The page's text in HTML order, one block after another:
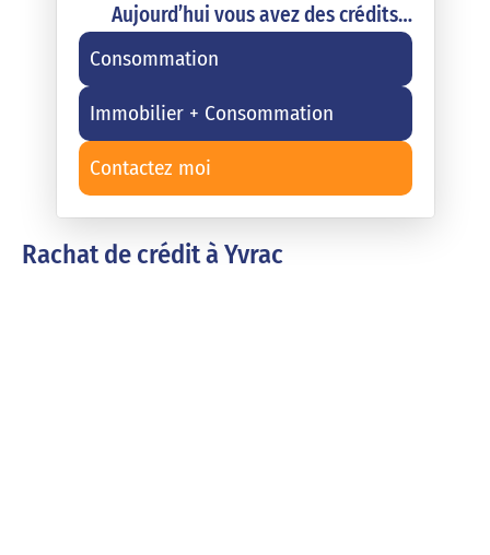
Aujourd’hui vous avez des crédits…
Consommation
Immobilier + Consommation
Contactez moi
Rachat de crédit à Yvrac